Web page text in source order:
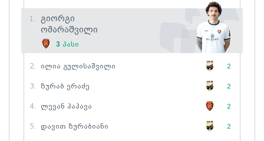
1.
Გიორგი
Ომარაშვილი
3 პასი
2. Ილია Გულისაშვილი 2
3. Ზურაბ Ერაძე 2
4. Ლევან Პაპავა 2
5. Დავით Ზურაბიანი 2